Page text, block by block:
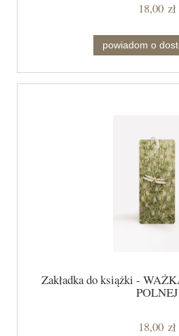
18,00 zł
powiadom o
Zakładka do książki -
POLNEJ
18,00 zł